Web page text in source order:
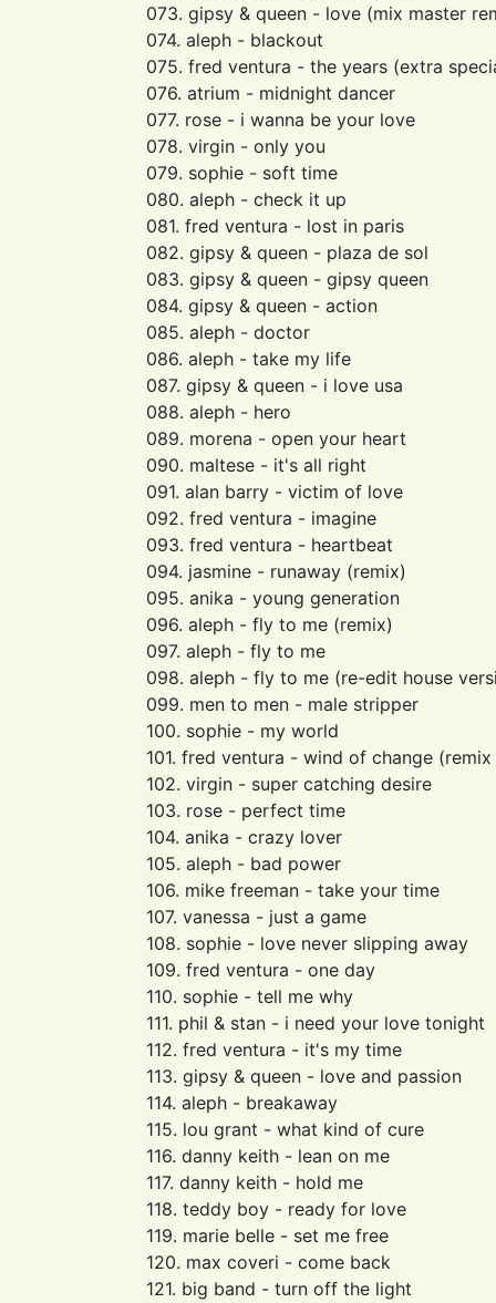
073. gipsy & queen - love (mix master
074. aleph - blackout
075. fred ventura - the years (extra
076. atrium - midnight dancer
077. rose - i wanna be your love
078. virgin - only you
079. sophie - soft time
080. aleph - check it up
081. fred ventura - lost in paris
082. gipsy & queen - plaza de sol
083. gipsy & queen - gipsy queen
084. gipsy & queen - action
085. aleph - doctor
086. aleph - take my life
087. gipsy & queen - i love usa
088. aleph - hero
089. morena - open your heart
090. maltese - it's all right
091. alan barry - victim of love
092. fred ventura - imagine
093. fred ventura - heartbeat
094. jasmine - runaway (remix)
095. anika - young generation
096. aleph - fly to me (remix)
097. aleph - fly to me
098. aleph - fly to me (re-edit house
099. men to men - male stripper
100. sophie - my world
101. fred ventura - wind of change
102. virgin - super catching desire
103. rose - perfect time
104. anika - crazy lover
105. aleph - bad power
106. mike freeman - take your time
107. vanessa - just a game
108. sophie - love never slipping away
109. fred ventura - one day
110. sophie - tell me why
111. phil & stan - i need your love tonight
112. fred ventura - it's my time
113. gipsy & queen - love and passion
114. aleph - breakaway
115. lou grant - what kind of cure
116. danny keith - lean on me
117. danny keith - hold me
118. teddy boy - ready for love
119. marie belle - set me free
120. max coveri - come back
121. big band - turn off the light